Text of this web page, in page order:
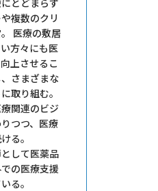
複数のクリ
医療の敷居
方々にも医
上させるこ
さまざまな
取り組む。
関連のビジ
つつ、医療
る。
して医薬品
の医療支援
る。